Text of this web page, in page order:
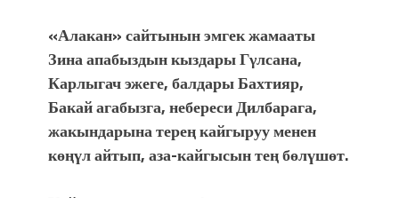
«Алакан» сайтынын эмгек жамааты
Зина апабыздын кыздары Гγлсана,
Карлыгач эжеге, балдары Бахтияр,
Бакай агабызга, небереси Дилбарага,
жакындарына терең кайгыруу менен
көңүл айтып, аза-кайгысын тең бөлүшөт.